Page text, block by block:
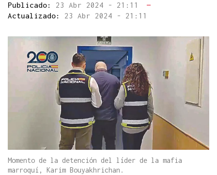
Publicado: 23 Abr 2024 - 21:11
—
Actualizado: 23 Abr 2024 - 21:11
Momento de la detención del líder de la mafia
marroquí, Karim Bouyakhrichan.